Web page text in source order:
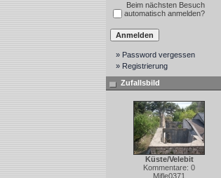
Beim nächsten Besuch
automatisch anmelden?
» Password vergessen
» Registrierung
Zufallsbild
Küste/Velebit
Kommentare: 0
Mifle0371